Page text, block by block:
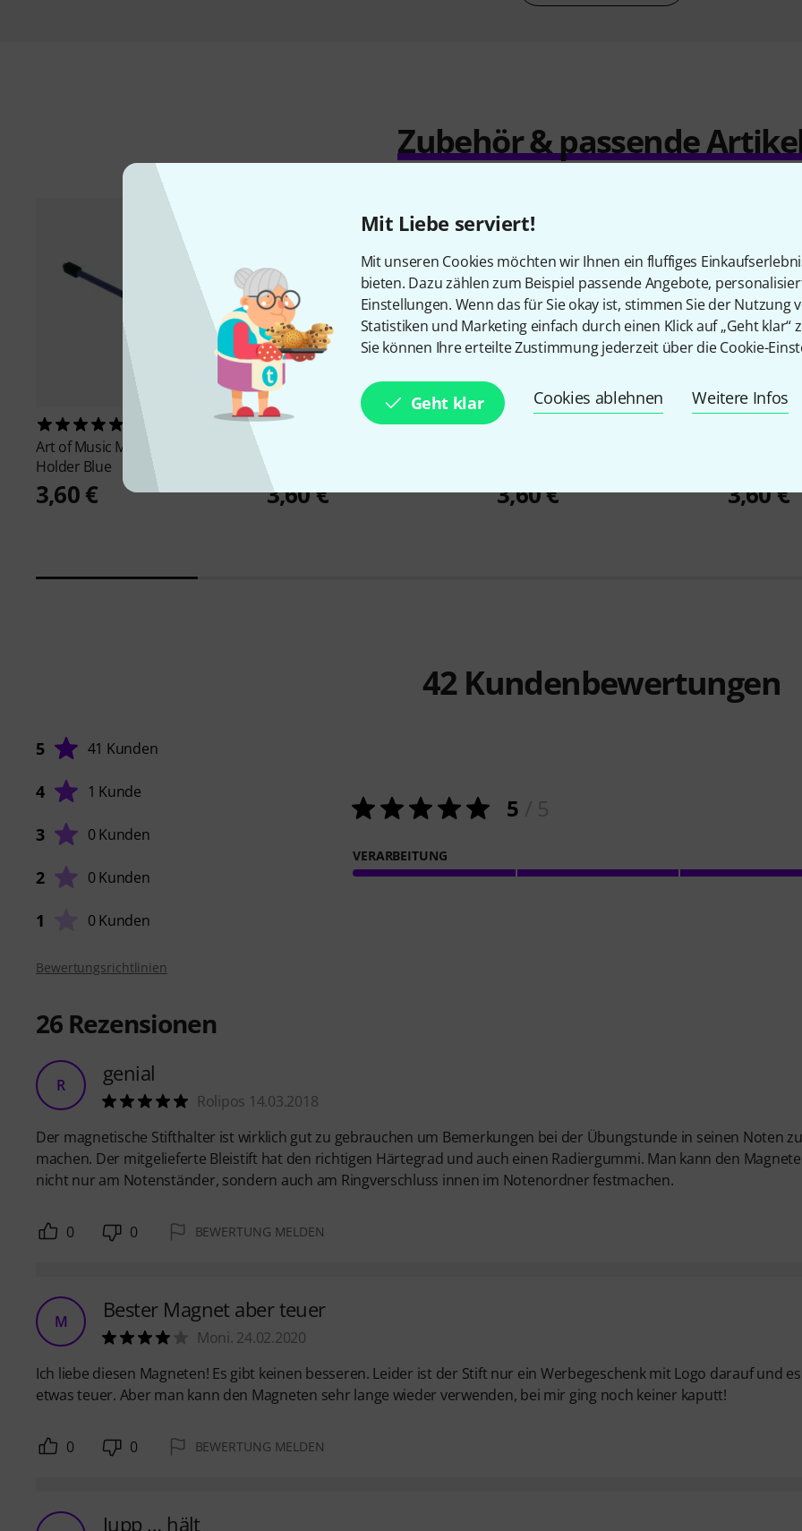
Mit Liebe serviert!
Mit unseren Cookies möchten wir Ihnen ein fluffiges
bieten. Dazu zählen zum Beispiel passende Angebote,
Einstellungen. Wenn das für Sie okay ist, stimmen Sie der Nutzung
Statistiken und Marketing einfach durch einen Klick auf „Geht klar“
Sie können Ihre erteilte Zustimmung jederzeit über die Cookie-
Geht klar Cookies ablehnen Weitere Infos
Zubehör & passende
Art of Music Magnet Pencil
Holder Blue
3,60 €
70
Holder Red
3,60 € 3,60 €
Holder
3,60 €
42Kundenbewertungen
5 41 Kunden
4 1 Kunde
3 0 Kunden
2 0 Kunden
1 0 Kunden
5
VERARBEITUNG
Bewertungsrichtlinien
26 Rezensionen
R genial
Rolipos 14.03.2018
Der magnetische Stifthalter ist wirklich gut zu gebrauchen um Bemerkungen bei der Übungstunde in seinen Noten zu
machen. Der mitgelieferte Bleistift hat den richtigen Härtegrad und auch einen Radiergummi. Man kann den
nicht nur am Notenständer, sondern auch am Ringverschluss innen im Notenordner festmachen.
0 0 BEWERTUNG MELDEN
M Bester Magnet aber teuer
Moni. 24.02.2020
Ich liebe diesen Magneten! Es gibt keinen besseren. Leider ist der Stift nur ein Werbegeschenk mit Logo darauf und
etwas teuer. Aber man kann den Magneten sehr lange wieder verwenden, bei mir ging noch keiner kaputt!
0 0 BEWERTUNG MELDEN
Jupp … hält